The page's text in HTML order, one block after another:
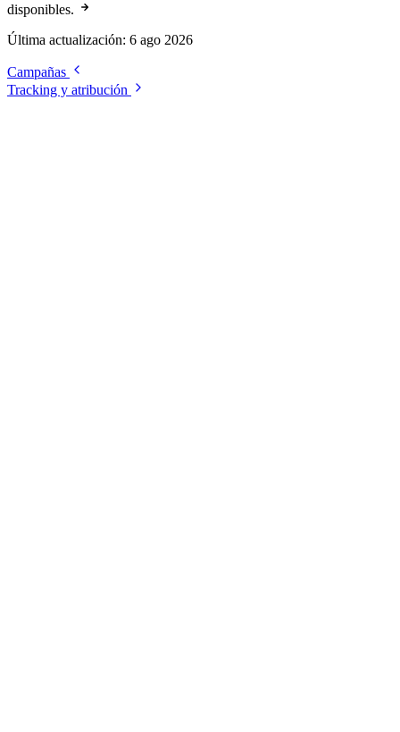
disponibles.
Última actualización: 6 ago 2026
Campañas
Tracking y atribución